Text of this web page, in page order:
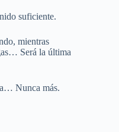
suficiente.
mientras
Será la última
Nunca más.